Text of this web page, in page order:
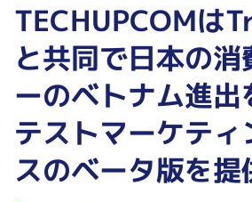
TECHUPCOMは
と共同で日本の消
ーのベトナム進出
テストマーケテ
スのベータ版を提